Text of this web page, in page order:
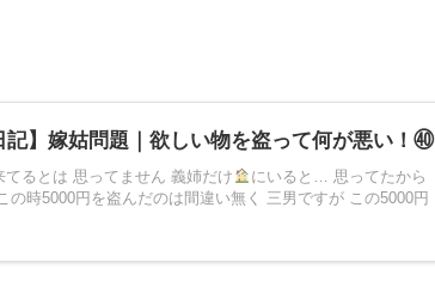
記】嫁姑問題｜欲しい物を盗って何が悪い！㊵
るとは 思ってません 義姉だけ
にいると… 思ってたから
時5000円を盗んだのは間違い無く 三男ですが この5000円